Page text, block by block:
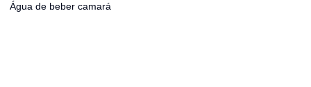
Água de beber camará